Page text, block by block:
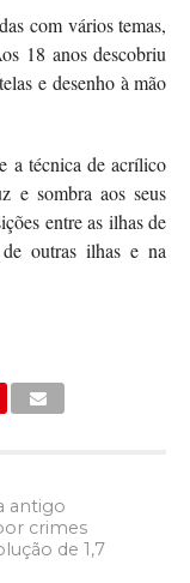
com vários temas,
18 anos descobriu
e desenho à mão
a técnica de acrílico
e sombra aos seus
entre as ilhas de
outras ilhas e na
antigo
crimes
de 1,7